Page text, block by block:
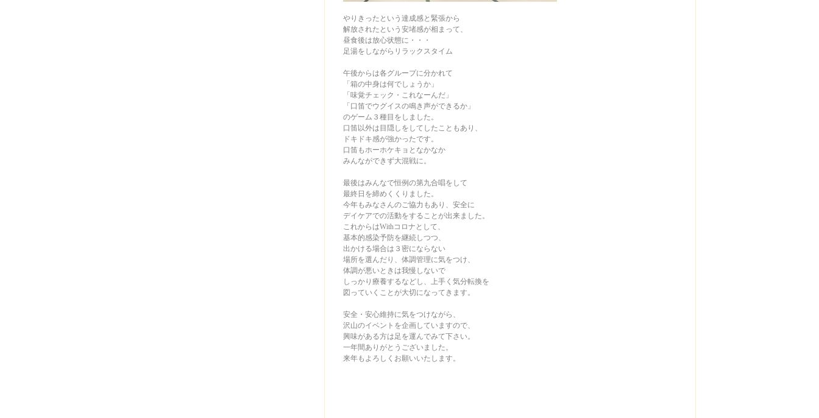
やりきったという達成感と緊張から
解放されたという安堵感が相まって、
昼食後は放心状態に・・・
足湯をしながらリラックスタイム
午後からは各グループに分かれて
「箱の中身は何でしょうか」
「味覚チェック・これなーんだ」
「口笛でウグイスの鳴き声ができるか」
のゲーム３種目をしました。
口笛以外は目隠しをしてしたこともあり、
ドキドキ感が強かったです。
口笛もホーホケキョとなかなか
みんなができず大混戦に。
最後はみんなで恒例の第九合唱をして
最終日を締めくくりました。
今年もみなさんのご協力もあり、 安全に
デイケアでの活動をすることが出来ました。
これからはWithコロナとして、
基本的感染予防を継続しつつ、
出かける場合は３密にならない
場所を選んだり、体調管理に気をつけ、
体調が悪いときは我慢しないで
しっかり療養するなどし、上手く気分転換を
図っていくことが大切になってきます。
安全・安心維持に気をつけながら、
沢山のイベントを企画していますので、
興味がある方は足を運んでみて下さい。
一年間ありがとうございました。
来年もよろしくお願いいたします。